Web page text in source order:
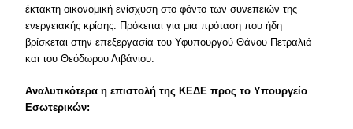
έκτακτη οικονομική ενίσχυση στο φόντο των συνεπειών της
ενεργειακής κρίσης. Πρόκειται για μια πρόταση που ήδη
βρίσκεται στην επεξεργασία του Υφυπουργού Θάνου Πετραλιά
και του Θεόδωρου Λιβάνιου.
Αναλυτικότερα η επιστολή της ΚΕΔΕ προς το Υπουργείο
Εσωτερικών: